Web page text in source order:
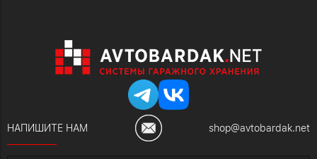
НАПИШИТЕ НАМ shop@avtobardak.net